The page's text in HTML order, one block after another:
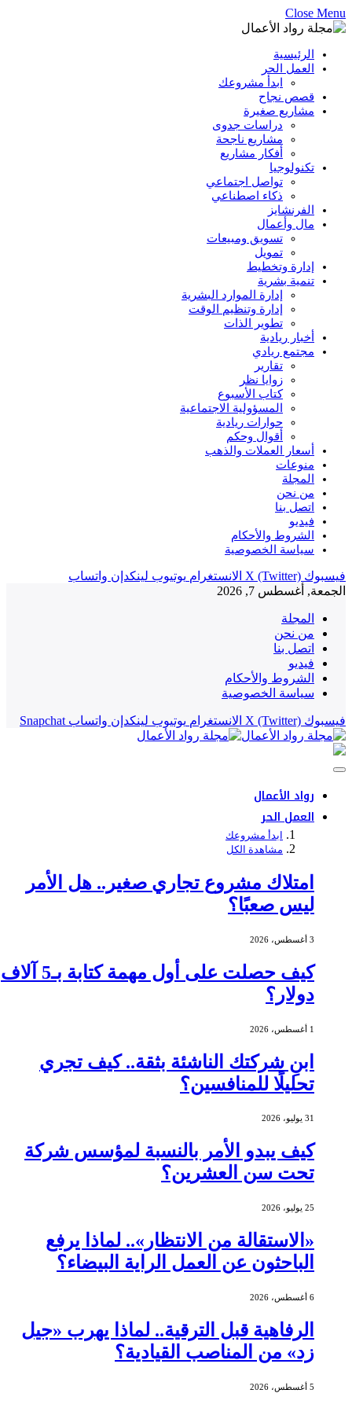
Close Menu
الرئيسية
العمل الحر
ابدأ مشروعك
قصص نجاح
مشاريع صغيرة
دراسات جدوى
مشاريع ناجحة
أفكار مشاريع
تكنولوجيا
تواصل اجتماعي
ذكاء اصطناعي
الفرنشايز
مال وأعمال
تسويق ومبيعات
تمويل
إدارة وتخطيط
تنمية بشرية
إدارة الموارد البشرية
إدارة وتنظيم الوقت
تطوير الذات
أخبار ريادية
مجتمع ريادي
تقارير
زوايا نظر
كتاب الأسبوع
المسؤولية الاجتماعية
حوارات ريادية
أقوال وحكم
أسعار العملات والذهب
منوعات
المجلة
من نحن
اتصل بنا
فيديو
الشروط والأحكام
سياسة الخصوصية
فيسبوك X (Twitter) الانستغرام يوتيوب لينكدإن واتساب
الجمعة, أغسطس 7, 2026
المجلة
من نحن
اتصل بنا
فيديو
الشروط والأحكام
سياسة الخصوصية
فيسبوك X (Twitter) الانستغرام يوتيوب لينكدإن واتساب Snapchat
رواد الأعمال
العمل الحر
ابدأ مشروعك
مشاهدة الكل
امتلاك مشروع تجاري صغير.. هل الأمر
ليس صعبًا؟
3 أغسطس، 2026
كيف حصلت على أول مهمة كتابة بـ5 آلاف
دولار؟
1 أغسطس، 2026
ابنِ شركتك الناشئة بثقة.. كيف تجري
تحليلًا للمنافسين؟
31 يوليو، 2026
كيف يبدو الأمر بالنسبة لمؤسس شركة
تحت سن العشرين؟
25 يوليو، 2026
«الاستقالة من الانتظار».. لماذا يرفع
الباحثون عن العمل الراية البيضاء؟
6 أغسطس، 2026
الرفاهية قبل الترقية.. لماذا يهرب «جيل
زد» من المناصب القيادية؟
5 أغسطس، 2026